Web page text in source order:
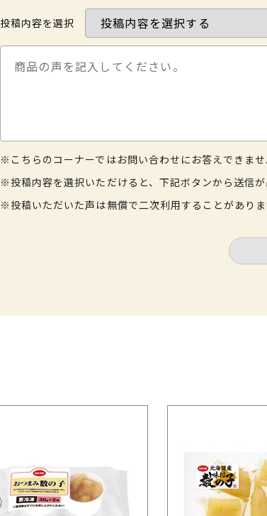
投稿内容を選択
※こちらのコーナーではお問い合わせにお答えできませ
※投稿内容を選択いただけると、下記ボタンから送信が
※投稿いただいた声は無償で二次利用することがあり